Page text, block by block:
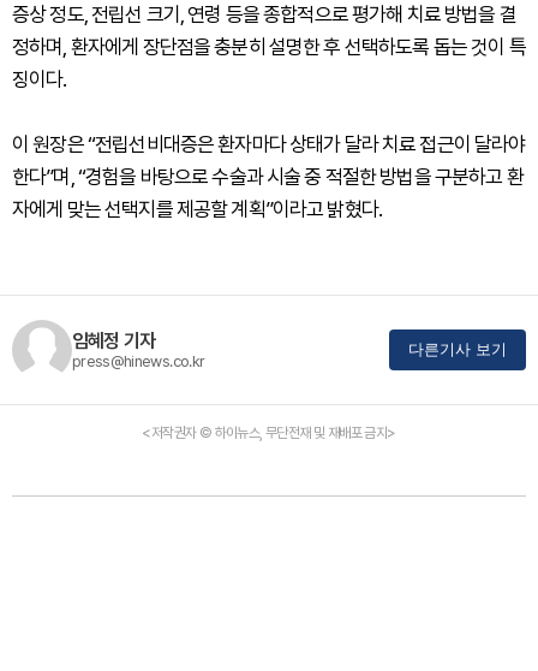
증상 정도, 전립선 크기, 연령 등을 종합적으로 평가해 치료 방법을 결
정하며, 환자에게 장단점을 충분히 설명한 후 선택하도록 돕는 것이 특
징이다.
이 원장은 “전립선비대증은 환자마다 상태가 달라 치료 접근이 달라야
한다”며, “경험을 바탕으로 수술과 시술 중 적절한 방법을 구분하고 환
자에게 맞는 선택지를 제공할 계획”이라고 밝혔다.
임혜정 기자
press@hinews.co.kr
다른기사 보기
<저작권자 © 하이뉴스, 무단전재 및 재배포 금지>